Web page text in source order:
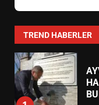
TREND HABERLER
1